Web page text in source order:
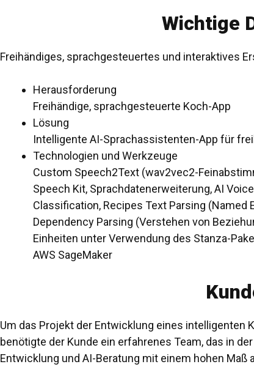
Wichtige
Freihändiges, sprachgesteuertes und interaktives
Herausforderung
Freihändige, sprachgesteuerte Koch-App
Lösung
Intelligente AI-Sprachassistenten-App für
Technologien und Werkzeuge
Custom Speech2Text (wav2vec2-
Speech Kit, Sprachdatenerweiterung, AI
Classification, Recipes Text Parsing
Dependency Parsing (Verstehen von
Einheiten unter Verwendung des Stanza-
AWS SageMaker
Um das Projekt der Entwicklung eines intelligenten
benötigte der Kunde ein erfahrenes Team, das in
Entwicklung und AI-Beratung mit einem hohen Maß